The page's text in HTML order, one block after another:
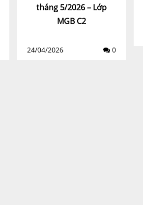
tháng 5/2026 – Lớp
MGB C2
24/04/2026 0